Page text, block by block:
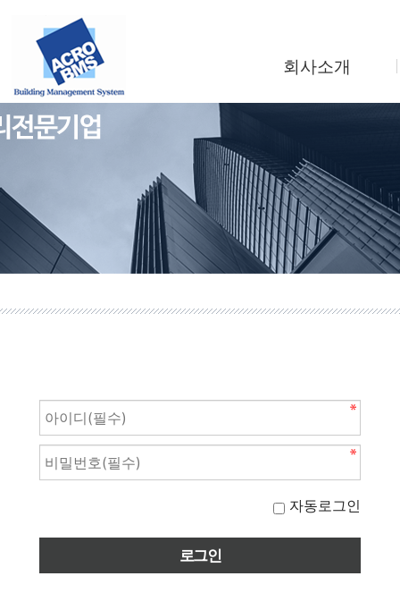
회사소개
조직도
사업소개
찾아오시는길
자동로그인